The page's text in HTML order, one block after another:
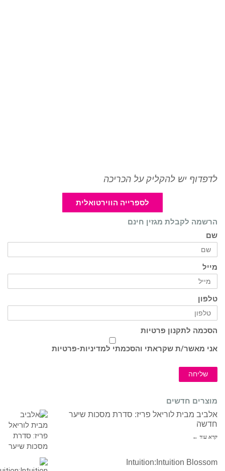
לדפדוף יש להקליק על הכריכה
לספרייה הווירטואלית
הרשמה לקבלת מגזין חינם
שם
מייל
טלפון
הסכמה לתקנון פרטיות
אני מאשר/ת שקראתי והסכמתי למדיניות-פרטיות
שליחה
מוצרים חדשים
אלביב מבית לוריאל פריז: סדרת מסכות שיער
חדשה
קרא עוד ←
Intuition:Intuition Blossom